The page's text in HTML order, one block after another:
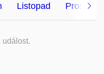
Listopad Prosinec
událost.